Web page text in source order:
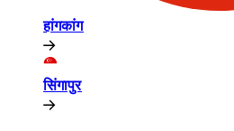
हांगकांग​​
सिंगापुर​​